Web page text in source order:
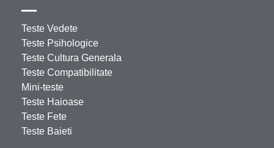
Teste Vedete
Teste Psihologice
Teste Cultura Generala
Teste Compatibilitate
Mini-teste
Teste Haioase
Teste Fete
Teste Baieti